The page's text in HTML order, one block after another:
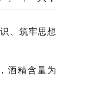
、筑牢思想
酒精含量为